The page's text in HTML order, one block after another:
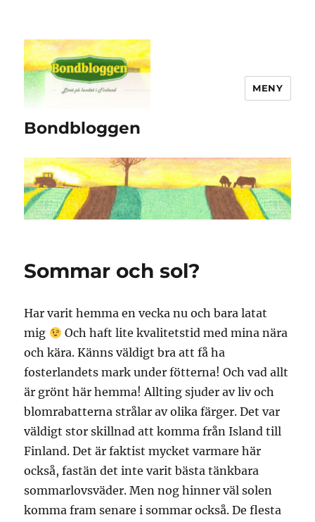
Bondbloggen
MENY
Sommar och sol?
Har varit hemma en vecka nu och bara latat
mig
Och haft lite kvalitetstid med mina nära
och kära. Känns väldigt bra att få ha
fosterlandets mark under fötterna! Och vad allt
är grönt här hemma! Allting sjuder av liv och
blomrabatterna strålar av olika färger. Det var
väldigt stor skillnad att komma från Island till
Finland. Det är faktist mycket varmare här
också, fastän det inte varit bästa tänkbara
sommarlovsväder. Men nog hinner väl solen
komma fram senare i sommar också. De flesta